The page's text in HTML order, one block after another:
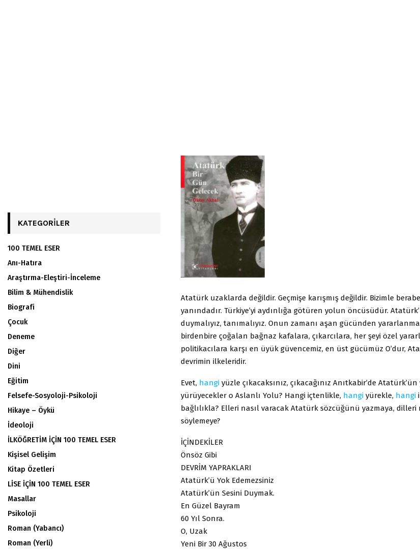
Atatürk uzaklarda değildir. Geçmişe karışmış değildir. Bizimle
yanındadır. Türkiye’yi aydınlığa götüren yolun öncüsüdür.
duymalıyız, tanımalıyız. Onun zamanı aşan gücünden
birdenbire çoğalan bağnaz kafalara, çıkarcılara, her şeyi özel
politikacılara karşı en üyük güvencemiz, en üst gücümüz O’dur,
devrimin ilkeleridir.
Evet, hangi yüzle çıkacaksınız, çıkacağınız Anıtkabir’de
yürüyecekler o Aslanlı Yolu? Hangi içtenlikle, hangi yürekle, hangi
bağlılıkla? Elleri nasıl varacak Atatürk sözcüğünü yazmaya, dilleri
söylemeye?
İÇİNDEKİLER
Önsöz Gibi
DEVRİM YAPRAKLARI
Atatürk’ü Yok Edemezsiniz
Atatürk’ün Sesini Duymak.
En Güzel Bayram
60 Yıl Sonra.
O, Uzak
Yeni Bir 30 Ağustos
KATEGORILER
100 TEMEL ESER
Anı-Hatıra
Araştırma-Eleştiri-İnceleme
Bilim & Mühendislik
Biografi
Çocuk
Deneme
Diğer
Dini
Eğitim
Felsefe-Sosyoloji-Psikoloji
Hikaye – Öykü
İdeoloji
İLKÖĞRETİM İÇİN 100 TEMEL ESER
Kişisel Gelişim
Kitap Özetleri
LİSE İÇİN 100 TEMEL ESER
Masallar
Psikoloji
Roman (Yabancı)
Roman (Yerli)